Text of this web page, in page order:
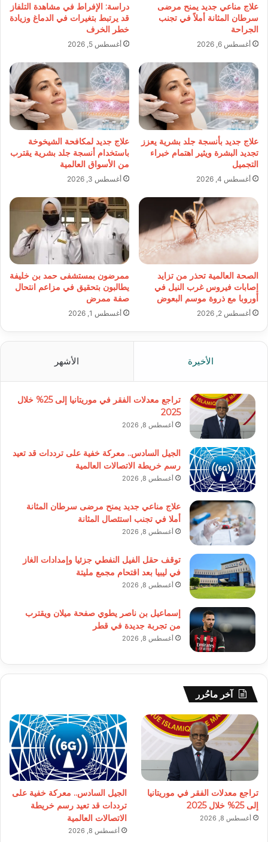
علاج مناعي جديد يمنح مرضى
سرطان المثانة أملاً في تجنب
الجراحة
أغسطس 6, 2026
دراسة: الإفراط في مشاهدة التلفاز
قد يرتبط بتغيرات في الدماغ وزيادة
خطر الخرف
أغسطس 5, 2026
علاج جديد بأنسجة جلد بشرية يعزز
تجديد البشرة ويثير اهتمام خبراء
التجميل
أغسطس 4, 2026
علاج جديد لمكافحة الشيخوخة
باستخدام أنسجة جلد بشرية يقترب
من الأسواق العالمية
أغسطس 3, 2026
الصحة العالمية تحذر من تزايد
إصابات فيروس غرب النيل في
أوروبا مع ذروة موسم البعوض
أغسطس 2, 2026
ممرضون بمستشفى حمد بن خليفة
يطالبون بتحقيق في مزاعم انتحال
صفة ممرض
أغسطس 1, 2026
الأخيرة الأشهر
تراجع معدلات الفقر في موريتانيا إلى 25% خلال
2025
أغسطس 8, 2026
الجيل السادس.. معركة خفية على ترددات قد تعيد
رسم خريطة الاتصالات العالمية
أغسطس 8, 2026
علاج مناعي جديد يمنح مرضى سرطان المثانة
أملا في تجنب استئصال المثانة
أغسطس 8, 2026
توقف حقل الفيل النفطي جزئيا وإمدادات الغاز
في ليبيا بعد اقتحام مجمع مليتة
أغسطس 8, 2026
إسماعيل بن ناصر يطوي صفحة ميلان ويقترب
من تجربة جديدة في قطر
أغسطس 8, 2026
آخر ماحُرر
تراجع معدلات الفقر في موريتانيا
إلى 25% خلال 2025
أغسطس 8, 2026
الجيل السادس.. معركة خفية على
ترددات قد تعيد رسم خريطة
الاتصالات العالمية
أغسطس 8, 2026